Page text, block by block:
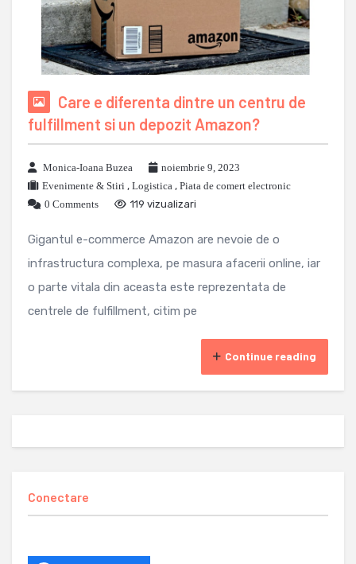
Care e diferenta dintre un centru de
fulfillment si un depozit Amazon?
Monica-Ioana Buzea
noiembrie 9, 2023
Evenimente & Stiri , Logistica , Piata de comert electronic
0 Comments
119 vizualizari
Gigantul e-commerce Amazon are nevoie de o
infrastructura complexa, pe masura afacerii online, iar
o parte vitala din aceasta este reprezentata de
centrele de fulfillment, citim pe
Continue reading
Conectare